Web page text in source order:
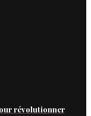
révolutionner